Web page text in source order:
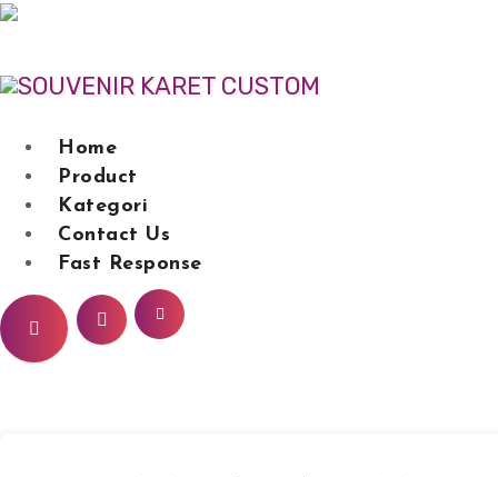
Lewati
konten
Souvenir Karet
Home
Product
Kategori
Contact Us
Fast Response